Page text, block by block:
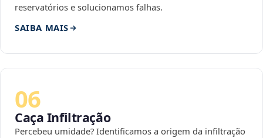
reservatórios e solucionamos falhas.
SAIBA MAIS
06
Caça Infiltração
Percebeu umidade? Identificamos a origem da infiltração